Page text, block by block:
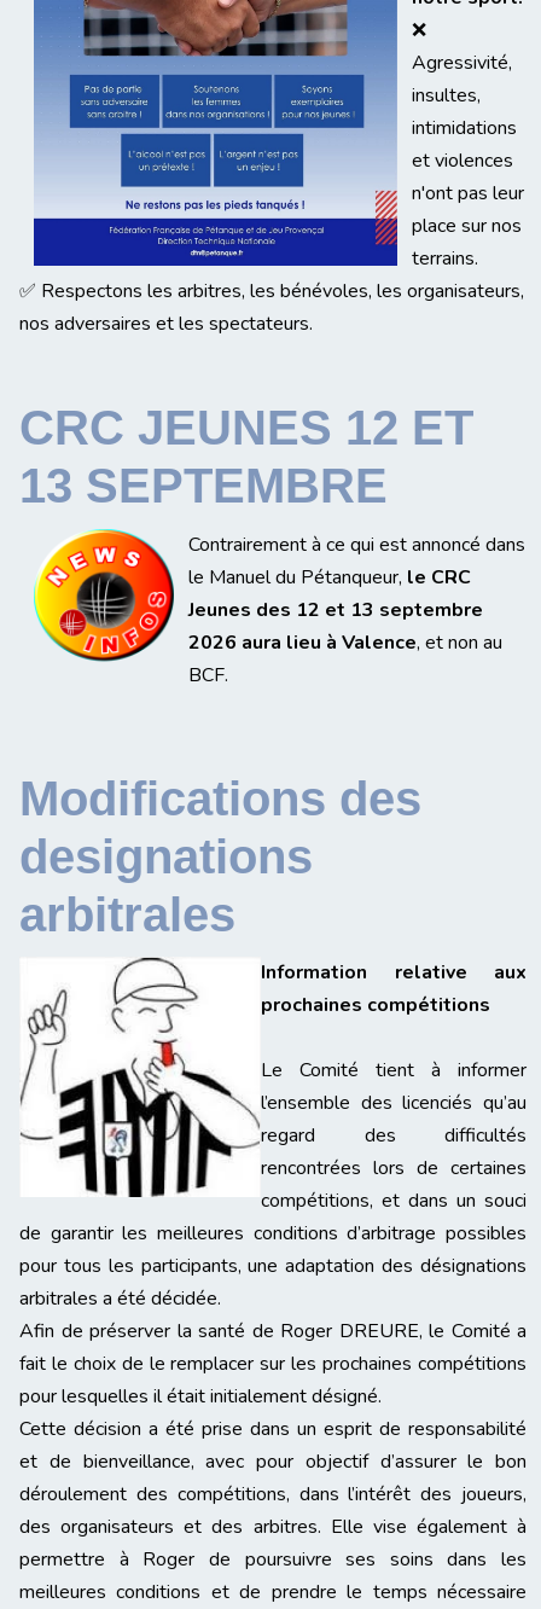
❌
Agressivité,
insultes,
intimidations
et violences
n'ont pas leur
place sur nos
terrains.
✅ Respectons les arbitres, les bénévoles, les organisateurs,
nos adversaires et les spectateurs.
CRC JEUNES 12 ET
13 SEPTEMBRE
Contrairement à ce qui est annoncé dans
le Manuel du Pétanqueur, le CRC
Jeunes des 12 et 13 septembre
2026 aura lieu à Valence, et non au
BCF.
Modifications des
designations
arbitrales
Information relative aux
prochaines compétitions
Le Comité tient à informer
l’ensemble des licenciés qu’au
regard des difficultés
rencontrées lors de certaines
compétitions, et dans un souci
de garantir les meilleures conditions d’arbitrage possibles
pour tous les participants, une adaptation des désignations
arbitrales a été décidée.
Afin de préserver la santé de Roger DREURE, le Comité a
fait le choix de le remplacer sur les prochaines compétitions
pour lesquelles il était initialement désigné.
Cette décision a été prise dans un esprit de responsabilité
et de bienveillance, avec pour objectif d’assurer le bon
déroulement des compétitions, dans l’intérêt des joueurs,
des organisateurs et des arbitres. Elle vise également à
permettre à Roger de poursuivre ses soins dans les
meilleures conditions et de prendre le temps nécessaire